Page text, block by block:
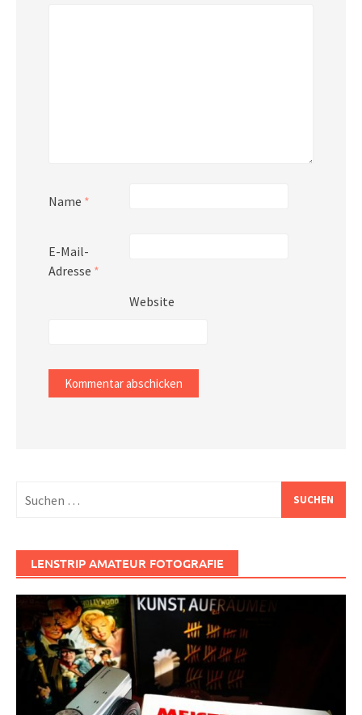
Name *
E-Mail-
Adresse *
Website
nach:
LENSTRIP AMATEUR FOTOGRAFIE